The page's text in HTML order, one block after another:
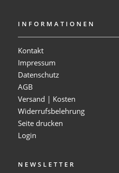
INFORMATIONEN
Kontakt
Impressum
Datenschutz
AGB
Versand | Kosten
Widerrufsbelehrung
Seite drucken
Login
NEWSLETTER